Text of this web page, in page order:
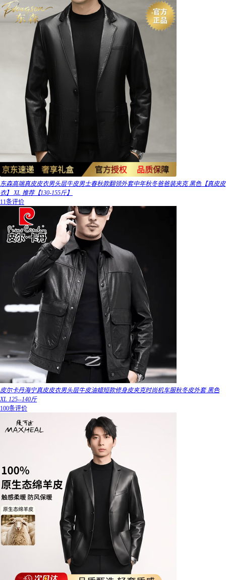
东森高端真皮皮衣男头层牛皮男士春秋款翻领外套中年秋冬爸爸装夹克 黑色【真皮皮
衣】 XL 推荐【130-155斤】
11条评价
皮尔卡丹海宁真皮皮衣男头层牛皮油蜡短款修身皮夹克时尚机车服秋冬皮外套 黑色
XL 125--140斤
100条评价